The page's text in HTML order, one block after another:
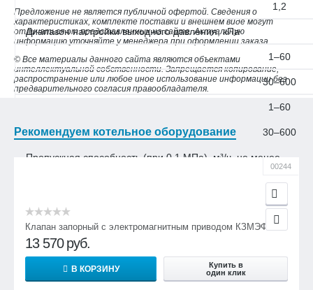
1,2
Диапазон настройки выходного давления, кПа
1–60
30–600
1–60
30–600
Пропускная способность (при 0,1 МПа), м³/ч, не менее
320
900
320
900
1408
Предложение не является публичной офертой. Сведения о
характеристиках, комплекте поставки и внешнем виде могут
отличаться от представленных на сайте. Актуальную
информацию уточняйте у менеджера при оформлении заказа.
© Все материалы данного сайта являются объектами
интеллектуальной собственности. Запрещается копирование,
распространение или любое иное использование информации без
предварительного согласия правообладателя.
Рекомендуем котельное оборудование
00244
Клапан запорный с электромагнитным приводом КЗМЭФ
13 570 руб.
В КОРЗИНУ
Купить в
один клик